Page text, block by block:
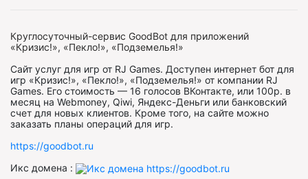
Круглосуточный-сервис GoodBot для приложений
«Кризис!», «Пекло!», «Подземелья!»
Сайт услуг для игр от RJ Games. Доступен интернет бот для
игр «Кризис!», «Пекло!», «Подземелья!» от компании RJ
Games. Его стоимость — 16 голосов ВКонтакте, или 100р. в
месяц на Webmoney, Qiwi, Яндекс-Деньги или банковский
счет для новых клиентов. Кроме того, на сайте можно
заказать планы операций для игр.
https://goodbot.ru
Икс домена :